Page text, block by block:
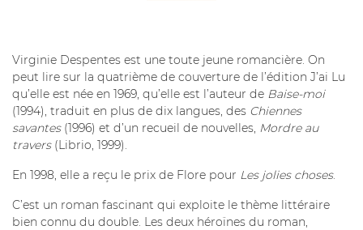
Virginie Despentes est une toute jeune romancière. On
peut lire sur la quatrième de couverture de l’édition J’ai Lu
qu’elle est née en 1969, qu’elle est l’auteur de Baise-moi
(1994), traduit en plus de dix langues, des Chiennes
savantes(1996) et d’un recueil de nouvelles, Mordre au
travers(Librio, 1999).
En 1998, elle a reçu le prix de Flore pour Les jolies choses.
C’est un roman fascinant qui exploite le thème littéraire
bien connu du double. Les deux héroïnes du roman,